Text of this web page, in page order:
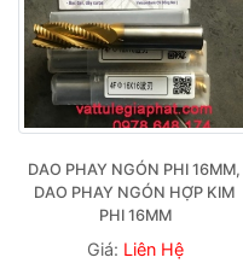
DAO PHAY NGÓN PHI 16MM,
DAO PHAY NGÓN HỢP KIM
PHI 16MM
Giá: Liên Hệ